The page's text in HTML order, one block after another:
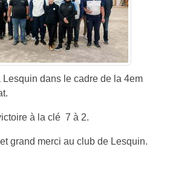
dans le cadre de la 4em
à la clé 7 à 2.
grand merci au club de Lesquin.